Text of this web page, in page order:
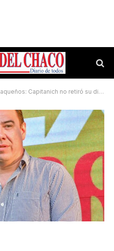
provincial y Resico lo marcó al decir que «seguramente será candidato a senador otra vez”